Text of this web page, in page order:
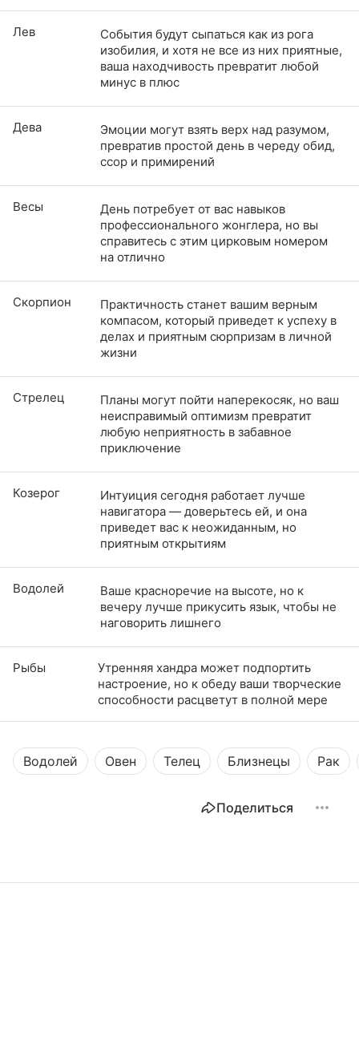
Лев
События будут сыпаться как из рога
изобилия, и хотя не все из них приятные,
ваша находчивость превратит любой
минус в плюс
Дева
Эмоции могут взять верх над разумом,
превратив простой день в череду обид,
ссор и примирений
Весы
День потребует от вас навыков
профессионального жонглера, но вы
справитесь с этим цирковым номером
на отлично
Скорпион
Практичность станет вашим верным
компасом, который приведет к успеху в
делах и приятным сюрпризам в личной
жизни
Стрелец
Планы могут пойти наперекосяк, но ваш
неисправимый оптимизм превратит
любую неприятность в забавное
приключение
Козерог
Интуиция сегодня работает лучше
навигатора — доверьтесь ей, и она
приведет вас к неожиданным, но
приятным открытиям
Водолей
Ваше красноречие на высоте, но к
вечеру лучше прикусить язык, чтобы не
наговорить лишнего
Рыбы
Утренняя хандра может подпортить
настроение, но к обеду ваши творческие
способности расцветут в полной мере
Водолей Овен Телец Близнецы Рак
Поделиться